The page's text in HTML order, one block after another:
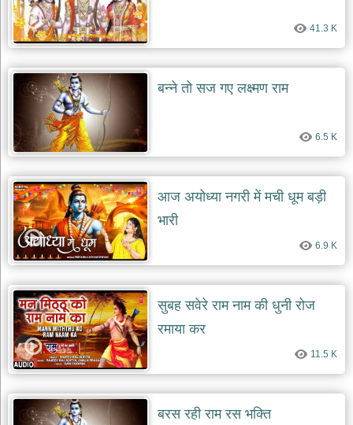
देश
भक्ति
patriotic
bhajans
श्याम
भजन
khatu
bhajans
रानी
सती
दादी
भजन
rani
dadi
bhajans
बावा
लाल
दयाल
भजन
bawa
lal
dayal
bhajans
41.3 K
बन्ने तो सज गए लक्ष्मण राम
6.5 K
आज अयोध्या नगरी में मची धूम बड़ी
भारी
6.9 K
सुबह सवेरे राम नाम की धुनी रोज
रमाया कर
11.5 K
बरस रही राम रस भक्ति